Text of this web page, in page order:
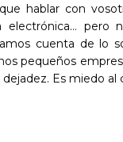
hablar con
electrónica… pero
cuenta de lo
pequeños
Es miedo al